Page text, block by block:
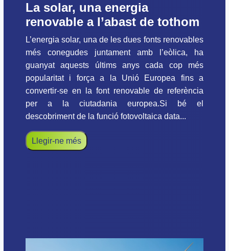
La solar, una energia
renovable a l’abast de tothom
L’energia solar, una de les dues fonts renovables
més conegudes juntament amb l’eòlica, ha
guanyat aquests últims anys cada cop més
popularitat i força a la Unió Europea fins a
convertir-se en la font renovable de referència
per a la ciutadania europea.Si bé el
descobriment de la funció fotovoltaica data...
Llegir-ne més